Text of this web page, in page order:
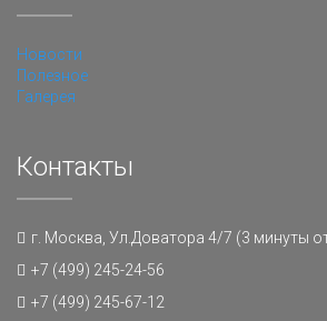
Новости
Полезное
Галерея
Контакты
г. Москва, Ул.Доватора 4/7 (3 минуты
+7 (499) 245-24-56
+7 (499) 245-67-12